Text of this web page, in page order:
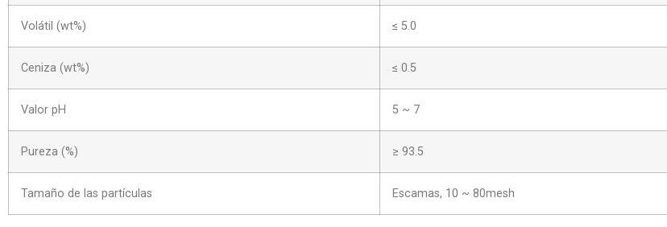
Volátil (wt%) ≤ 5.0
Ceniza (wt%) ≤ 0.5
Valor pH 5 ~ 7
Pureza (%) ≥ 93.5
Tamaño de las partículas Escamas, 10 ~ 80mesh